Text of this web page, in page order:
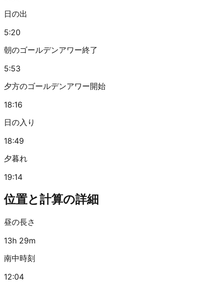
日の出
5:20
朝のゴールデンアワー終了
5:53
夕方のゴールデンアワー開始
18:16
日の入り
18:49
夕暮れ
19:14
位置と計算の詳細
昼の長さ
13h 29m
南中時刻
12:04